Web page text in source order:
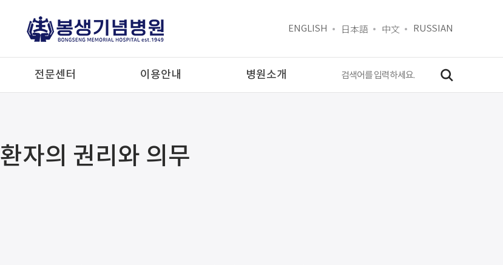
ENGLISH 日本語 中文 RUSSIAN
전문센터 이용안내 병원소개
환자의 권리와 의무